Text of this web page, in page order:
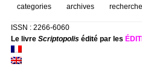
categories archives
ISSN : 2266-6060
Le livre Scriptopolisédité par les